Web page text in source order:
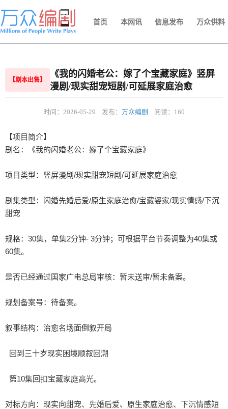
首页 本网讯 信息发布 万众供料
【剧本出售】
《我的闪婚老公：嫁了个宝藏家庭》竖屏
漫剧/现实甜宠短剧/可延展家庭治愈
时间：2026-05-29 发布： 万众编剧 阅读：160
【项目简介】
剧名：《我的闪婚老公：嫁了个宝藏家庭》
项目类型：竖屏漫剧/现实甜宠短剧/可延展家庭治愈
剧集类型：闪婚先婚后爱/原生家庭治愈/宝藏婆家/现实情感/下沉
甜宠
规格：30集，单集2分钟- 3分钟；可根据平台节奏调整为40集或
60集。
是否已经通过国家广电总局审核：暂未送审/暂未备案。
规划备案号：待备案。
叙事结构：治愈名场面倒叙开局
对标方向：现实向甜宠、先婚后爱、原生家庭治愈、下沉情感短